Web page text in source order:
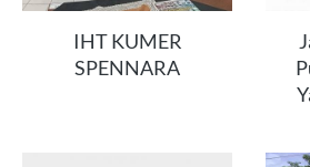
IHT KUMER
SPENNARA